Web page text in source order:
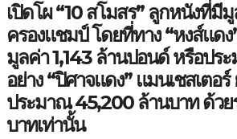
เปิดโผ “10 สโมสร” ลูกหนังที่มี
ครองแชมป์ โดยที่ทาง “หงส์แด
มูลค่า 1,143 ล้านปอนด์ หรือป
อย่าง “ปิศาจแดง” แมนเชสเต
ประมาณ 45,200 ล้านบาท ด้วย
บาทเท่านั้น